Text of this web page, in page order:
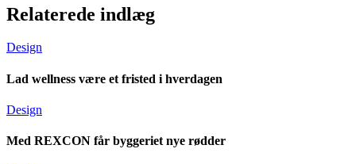
Relaterede indlæg
Design
Lad wellness være et fristed i hverdagen
Design
Med REXCON får byggeriet nye rødder